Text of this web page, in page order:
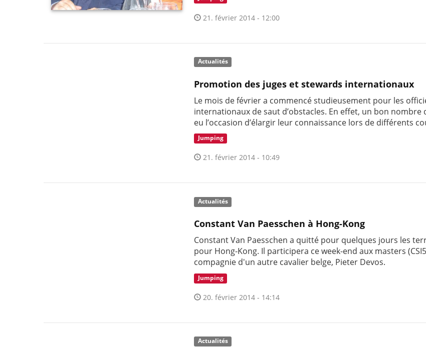
21. février 2014 - 12:00
Actualités
Promotion des juges et stewards internationaux
Le mois de février a commencé studieusement pour les
internationaux de saut d’obstacles. En effet, un bon nombre
eu l’occasion d’élargir leur connaissance lors de différents
Jumping
21. février 2014 - 10:49
Actualités
Constant Van Paesschen à Hong-Kong
Constant Van Paesschen a quitté pour quelques jours les
pour Hong-Kong. Il participera ce week-end aux masters
compagnie d'un autre cavalier belge, Pieter Devos.
Jumping
20. février 2014 - 14:14
Actualités